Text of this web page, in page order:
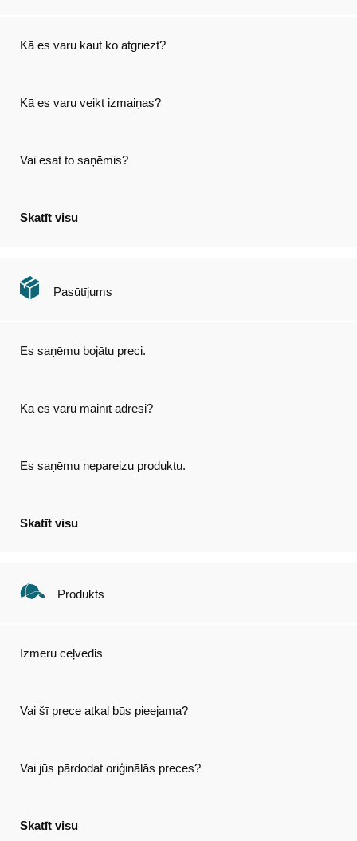
Kā es varu kaut ko atgriezt?
Kā es varu veikt izmaiņas?
Vai esat to saņēmis?
Skatīt visu
Pasūtījums
Es saņēmu bojātu preci.
Kā es varu mainīt adresi?
Es saņēmu nepareizu produktu.
Skatīt visu
Produkts
Izmēru ceļvedis
Vai šī prece atkal būs pieejama?
Vai jūs pārdodat oriģinālās preces?
Skatīt visu